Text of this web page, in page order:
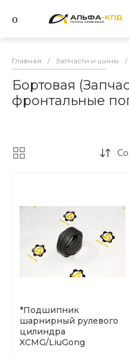
Главная / Запчасти и шины /
Бортовая
фронтальные
*Подшипник
шарнирный рулевого
цилиндра
XCMG/LiuGong